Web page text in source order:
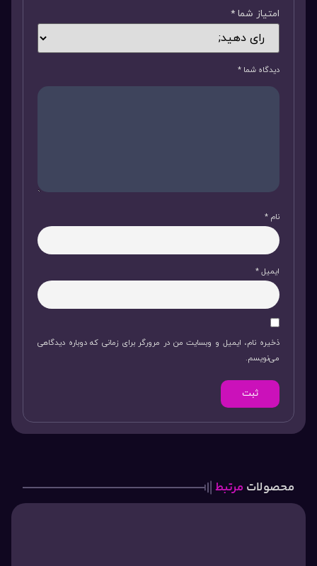
امتیاز شما *
دیدگاه شما *
نام *
ایمیل*
ذخیره نام، ایمیل و وبسایت من در مرورگر برای زمانی که دوباره دیدگاهی
می‌نویسم.
محصولات مرتبط